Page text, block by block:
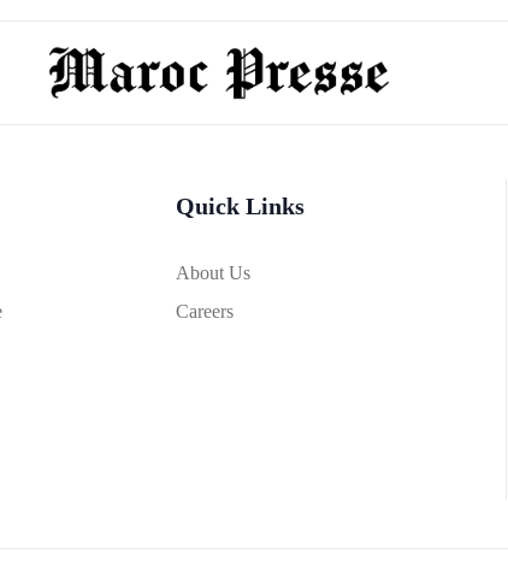
Quick Links
About Us
Careers